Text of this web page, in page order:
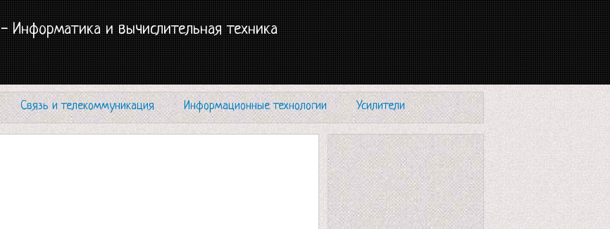
- Информатика и вычислительная техника
Связь и телекоммуникация Информационные технологии Усилители